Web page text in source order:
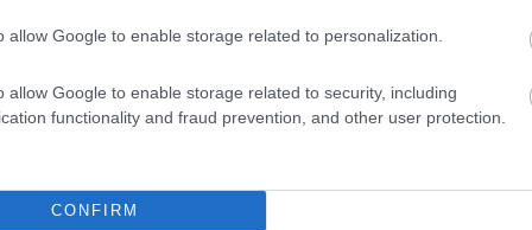
allow Google to enable storage related to personalization.
allow Google to enable storage related to security, including
functionality and fraud prevention, and other user protection.
CONFIRM
σημείωσε πως «νομίζω γιατί η
χαμηλές τιμές και πολλοί μπέρδεψαν
δεν έχεις ασφαλή εφοδιασμό, τότε
ασφάλεια εφοδιασμού είναι
ασφάλεια κάθε χώρας». Και
πλέον αποφασίσει την πλήρη
μέχρι το τέλος του 2027.